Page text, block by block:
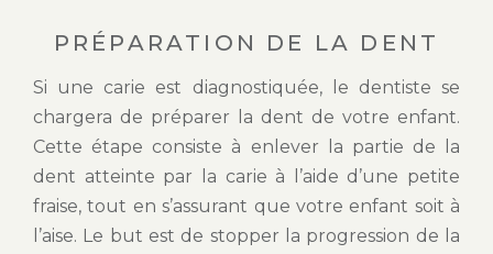
PRÉPARATION DE LA DENT
Si une carie est diagnostiquée, le dentiste se
chargera de préparer la dent de votre enfant.
Cette étape consiste à enlever la partie de la
dent atteinte par la carie à l’aide d’une petite
fraise, tout en s’assurant que votre enfant soit à
l’aise. Le but est de stopper la progression de la